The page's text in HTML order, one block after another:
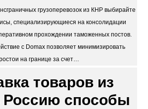
грузоперевозок из КНР выбирайте
специализирующиеся на консолидации
прохождении таможенных постов.
с Domax позволяет минимизировать
на границе за счет…
товаров из
Россию способы